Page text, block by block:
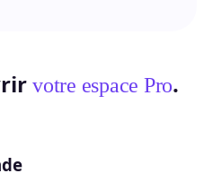
votre espace Pro.